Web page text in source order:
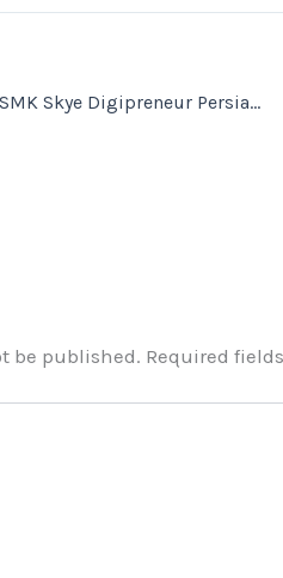
Get Ready! Student Kelas X SMK Skye Digipreneur Persiapkan Financial Management Project
be published. Required